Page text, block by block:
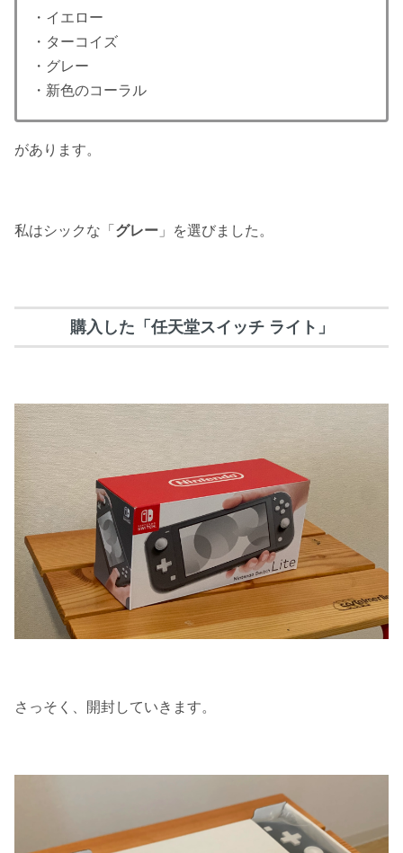
・イエロー
・ターコイズ
・グレー
・新色のコーラル
があります。
私はシックな「 グレー 」を選びました。
購入した「 任天堂スイッチ ライト 」
さっそく、開封していきます。